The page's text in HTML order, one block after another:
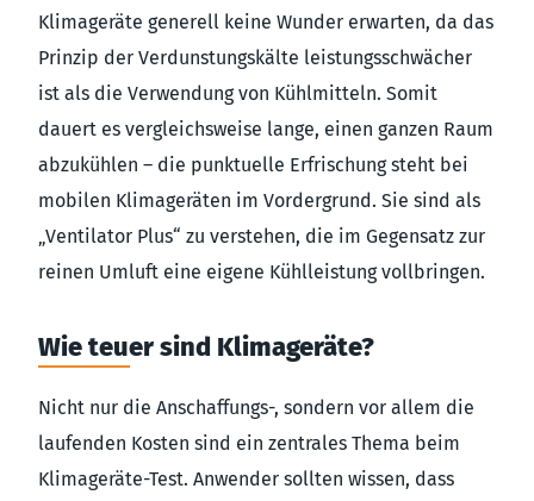
Klimageräte generell keine Wunder erwarten, da das
Prinzip der Verdunstungskälte leistungsschwächer
ist als die Verwendung von Kühlmitteln. Somit
dauert es vergleichsweise lange, einen ganzen Raum
abzukühlen – die punktuelle Erfrischung steht bei
mobilen Klimageräten im Vordergrund. Sie sind als
„Ventilator Plus“ zu verstehen, die im Gegensatz zur
reinen Umluft eine eigene Kühlleistung vollbringen.
Wie teuer sind Klimageräte?
Nicht nur die Anschaffungs-, sondern vor allem die
laufenden Kosten sind ein zentrales Thema beim
Klimageräte-Test. Anwender sollten wissen, dass